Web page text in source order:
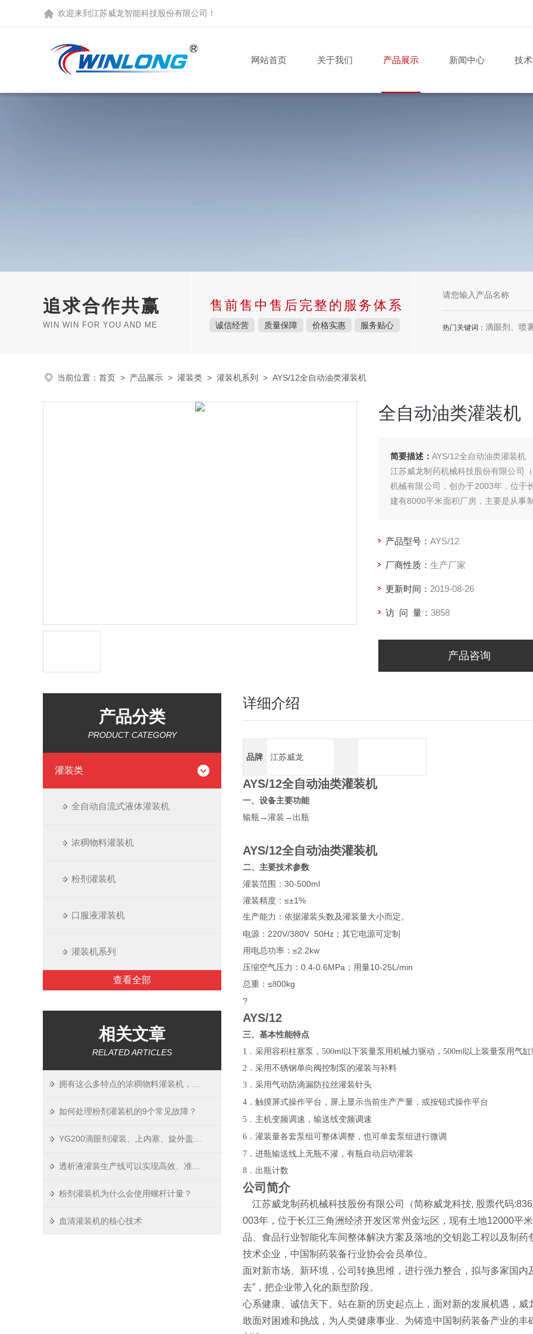
欢迎来到 江苏威龙智能科技股份有限公司 ！
网站首页 关于我们 产品展示 新闻中心 技
追求合作共赢
WIN WIN FOR YOU AND ME
售前售中售后完整的服务体系
诚信经营 质量保障 价格实惠 服务贴心 热门关键词： 滴眼剂、喷雾剂
当前位置： 首页 > 产品展示 > 灌装类 > 灌装机系列 > AYS/12全自动油类灌装机
全自动油类灌装机
简要描述： AYS/12全自动油类灌装机
江苏威龙制药机械科技股份有限公司
机械有限公司，创办于2003年，位于
建有8000平米面积厂房，主要是从事
产品型号： AYS/12
厂商性质： 生产厂家
更新时间： 2019-08-26
访 问 量： 3858
产品咨询
产品分类
PRODUCT CATEGORY
灌装类
全自动自流式液体灌装机
浓稠物料灌装机
粉剂灌装机
口服液灌装机
灌装机系列
查看全部
相关文章
RELATED ARTICLES
如何处理粉剂灌装机的9个常见故障？
粉剂灌装机为什么会使用螺杆计量？
血清灌装机的核心技术
详细介绍
品牌 江苏威龙
AYS/12全自动油类灌装机
一、设备主要功能
输瓶→灌装→出瓶
AYS/12全自动油类灌装机
二、主要技术参数
灌装范围：30-500ml
灌装精度：≤±1%
生产能力：依据灌装头数及灌装量大小而定。
电源：220V/380V 50Hz；其它电源可定制
用电总功率：≤2.2kw
压缩空气压力：0.4-0.6MPa；用量10-25L/min
总重：≤800kg
?
AYS/12
三、基本性能特点
1．采用容积柱塞泵，500ml以下装量泵用机械力驱动，500ml以上装量泵用气
2．采用不锈钢单向阀控制泵的灌装与补料
3．采用气动防滴漏防拉丝灌装针头
4 ．触摸屏式操作平台 ， 屏上显示当前生产产量 ，或按钮式操作平台
5 ．主机变频调速，输送线变频调速
6 ．灌装量各套泵组 可整体调整，也可单套泵组进行微调
7 ．进瓶输送线上无瓶不灌 ，有瓶自动启动灌装
8．出瓶计数
公司简介
江苏威龙制药机械科技股份有限公司（简称威龙科技, 股票代码
003年，位于长江三角洲经济开发区常州金坛区，现有土地12000平
品、食品行业智能化车间整体解决方案及落地的交钥匙工程以及制
技术企业，中国制药装备行业协会会员单位。
面对新市场、新环境，公司转换思维，进行强力整合，拟与多家国
去”，把企业带入化的新型阶段。
心系健康、诚信天下。站在新的历史起点上，面对新的发展机遇，
敢面对困难和挑战，为人类健康事业、为铸造中国制药装备产业的